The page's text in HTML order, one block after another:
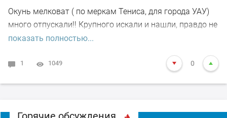
Окунь мелковат ( по меркам Тениса, для города УАУ)
много отпускали!! Крупного искали и нашли, правдо не
много,в основном стандарт 150-200гр.Щука
20 штук зловили от 1кг до 2.5.
второму разу!!
показать полностью...
1 1049 0